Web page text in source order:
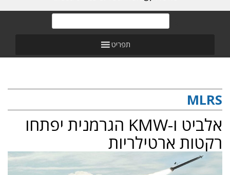
תפריט
MLRS
אלביט ו-KMW הגרמנית יפתחו
רקטות ארטילריות